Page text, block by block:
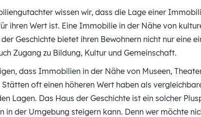
wissen wir, dass die Lage einer
ihren Wert ist. Eine Immobilie in der Nähe von
Geschichte bietet ihren Bewohnern nicht nur eine
Zugang zu Bildung, Kultur und Gemeinschaft.
dass Immobilien in der Nähe von Museen,
oft einen höheren Wert haben als
Lagen. Das Haus der Geschichte ist ein solcher
in der Umgebung steigern kann. Denn wer möchte